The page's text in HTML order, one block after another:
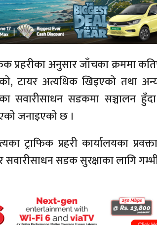
प्रहरीका अनुसार जाँचका क्रममा
टायर अत्यधिक खिइएको तथा
सवारीसाधन सडकमा सञ्चालन
जनाइएको छ ।
ट्राफिक प्रहरी कार्यालयका
सडक सुरक्षाका लागि